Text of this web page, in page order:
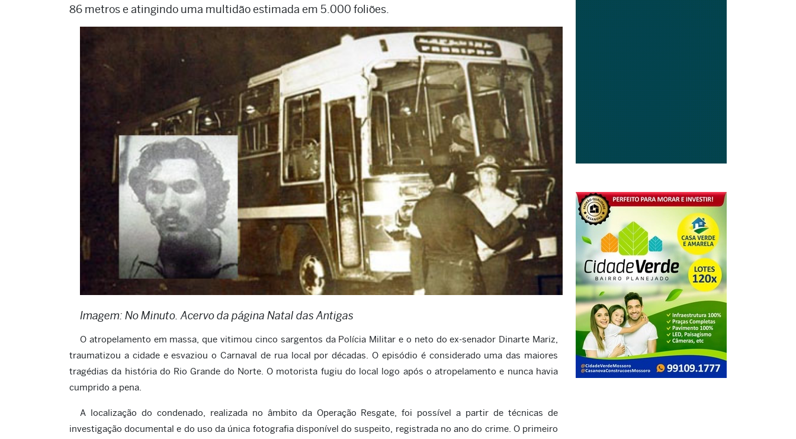
86 metros e atingindo uma multidão estimada em 5.000 foliões.
Imagem: No Minuto. Acervo da página Natal das Antigas
O atropelamento em massa, que vitimou cinco sargentos da Polícia Militar e o neto do ex-senador Dinarte Mariz,
traumatizou a cidade e esvaziou o Carnaval de rua local por décadas. O episódio é considerado uma das maiores
tragédias da história do Rio Grande do Norte. O motorista fugiu do local logo após o atropelamento e nunca havia
cumprido a pena.
A localização do condenado, realizada no âmbito da Operação Resgate, foi possível a partir de técnicas de
investigação documental e do uso da única fotografia disponível do suspeito, registrada no ano do crime. O primeiro